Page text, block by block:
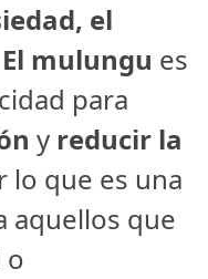
el
El mulungu es
para
y reducir la
lo que es una
aquellos que
o